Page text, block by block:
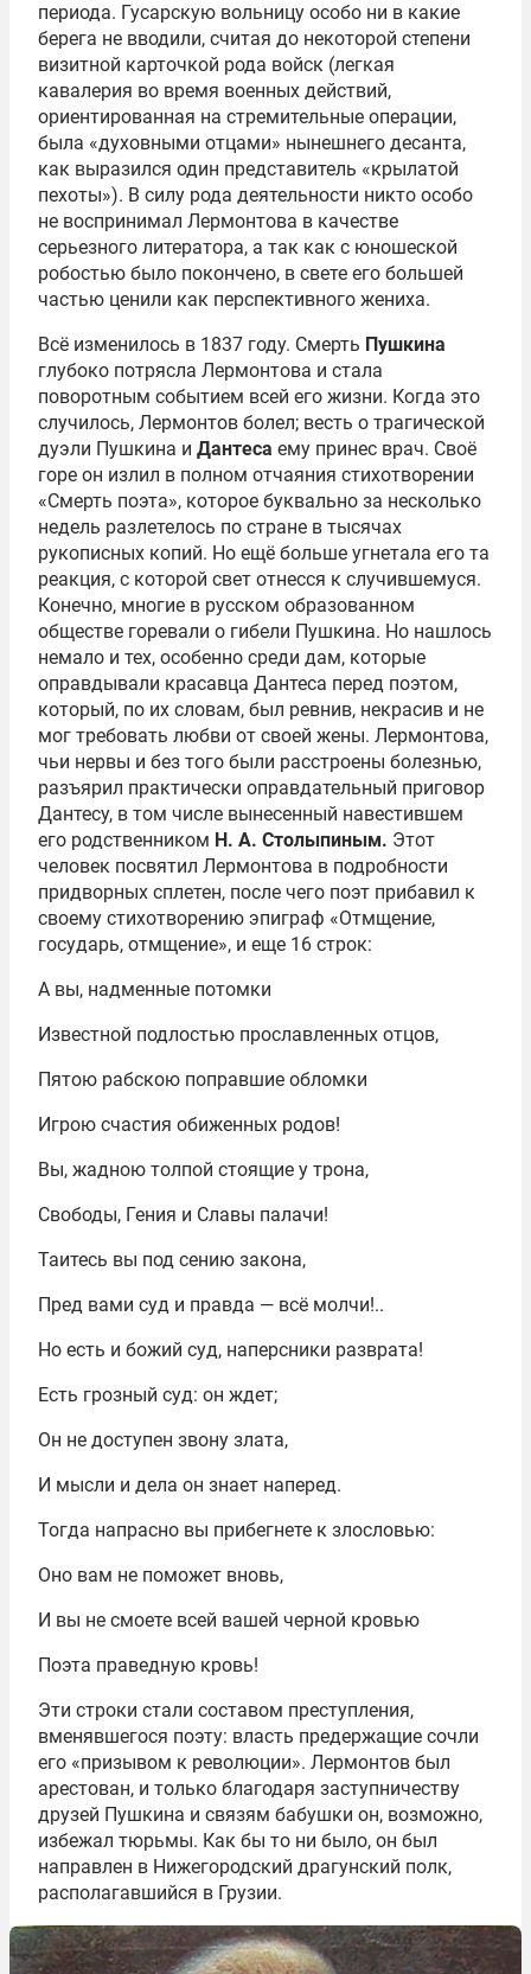
периода. Гусарскую вольницу особо ни в какие
берега не вводили, считая до некоторой степени
визитной карточкой рода войск (легкая
кавалерия во время военных действий,
ориентированная на стремительные операции,
была «духовными отцами» нынешнего десанта,
как выразился один представитель «крылатой
пехоты»). В силу рода деятельности никто особо
не воспринимал Лермонтова в качестве
серьезного литератора, а так как с юношеской
робостью было покончено, в свете его большей
частью ценили как перспективного жениха.
Всё изменилось в 1837 году. Смерть Пушкина
глубоко потрясла Лермонтова и стала
поворотным событием всей его жизни. Когда это
случилось, Лермонтов болел; весть о трагической
дуэли Пушкина и Дантеса ему принес врач. Своё
горе он излил в полном отчаяния стихотворении
«Смерть поэта», которое буквально за несколько
недель разлетелось по стране в тысячах
рукописных копий. Но ещё больше угнетала его та
реакция, с которой свет отнесся к случившемуся.
Конечно, многие в русском образованном
обществе горевали о гибели Пушкина. Но нашлось
немало и тех, особенно среди дам, которые
оправдывали красавца Дантеса перед поэтом,
который, по их словам, был ревнив, некрасив и не
мог требовать любви от своей жены. Лермонтова,
чьи нервы и без того были расстроены болезнью,
разъярил практически оправдательный приговор
Дантесу, в том числе вынесенный навестившем
его родственником Н. А. Столыпиным. Этот
человек посвятил Лермонтова в подробности
придворных сплетен, после чего поэт прибавил к
своему стихотворению эпиграф «Отмщение,
государь, отмщение», и еще 16 строк:
А вы, надменные потомки
Известной подлостью прославленных отцов,
Пятою рабскою поправшие обломки
Игрою счастия обиженных родов!
Вы, жадною толпой стоящие у трона,
Свободы, Гения и Славы палачи!
Таитесь вы под сению закона,
Пред вами суд и правда — всё молчи!..
Но есть и божий суд, наперсники разврата!
Есть грозный суд: он ждет;
Он не доступен звону злата,
И мысли и дела он знает наперед.
Тогда напрасно вы прибегнете к злословью:
Оно вам не поможет вновь,
И вы не смоете всей вашей черной кровью
Поэта праведную кровь!
Эти строки стали составом преступления,
вменявшегося поэту: власть предержащие сочли
его «призывом к революции». Лермонтов был
арестован, и только благодаря заступничеству
друзей Пушкина и связям бабушки он, возможно,
избежал тюрьмы. Как бы то ни было, он был
направлен в Нижегородский драгунский полк,
располагавшийся в Грузии.